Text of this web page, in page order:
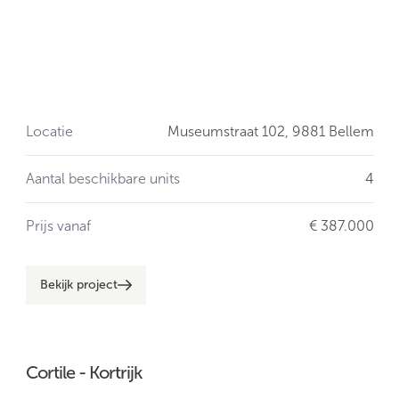
Locatie Museumstraat 102, 9881 Bellem
Aantal beschikbare units 4
Prijs vanaf € 387.000
Bekijk project
Cortile - Kortrijk